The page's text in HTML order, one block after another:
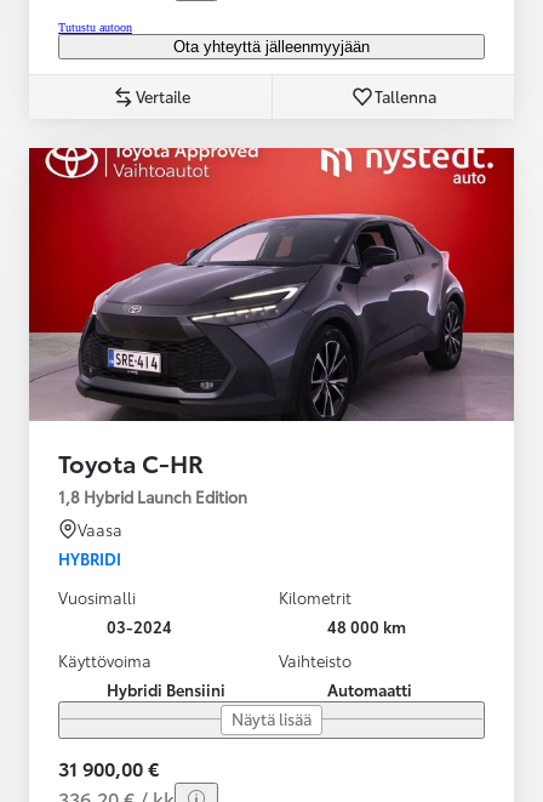
Tutustu autoon
Ota yhteyttä jälleenmyyjään
Vertaile Tallenna
Toyota C-HR
1,8 Hybrid Launch Edition
Vaasa
HYBRIDI
Vuosimalli
03-2024
Kilometrit
48 000 km
Käyttövoima
Hybridi Bensiini
Vaihteisto
Automaatti
Näytä lisää
31 900,00 €